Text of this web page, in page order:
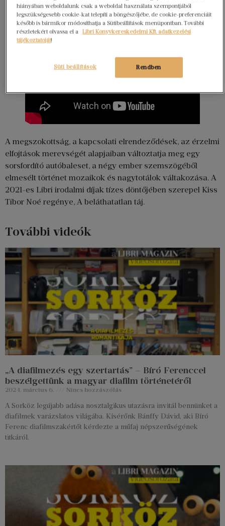
A megszokottság, a kapcsolati elrendeződések, az érzelmi
elfojtások merevségét alapjaiban változtatja meg egy
sorsfordító autóbaleset, a négy ember szemszögéből
elmesélt történet mozaikok és nagytotálok váltakozása. A
2021-es Libri irodalmi díjak tízes döntőjében szerepel Kiss
Tibor Noé regénye, A beláthatatlan táj.
További videók
„A diafilmezés egy szertartás” – Bíró Ferenccel
beszélgettünk a magyar diafilm történetéről
2024. március 6. Nincs hozzászólás
A Sorköz legújabb adása nosztalgikus utazásra invitál bennünket a
diafilmek varázslatos világába. Kísérőnk Bánffy Dávid, aki Bíró
Ferenc diafilmszakértőt kérdezte a műfaj népszerűségének
titkáról.
hiányában weboldalunk csak a weboldal használata szempontjából
legszükségesebb cookie-kat telepíti a böngészőjébe, de cookie-preferenciáit
később is bármikor módosíthatja a Sütibeállítások menüpontban. További
részletekért olvassa el a
Libri Könyvkereskedelmi Kft. adatkezelési
tájékoztatóját!
Rendben
Süti beállítások